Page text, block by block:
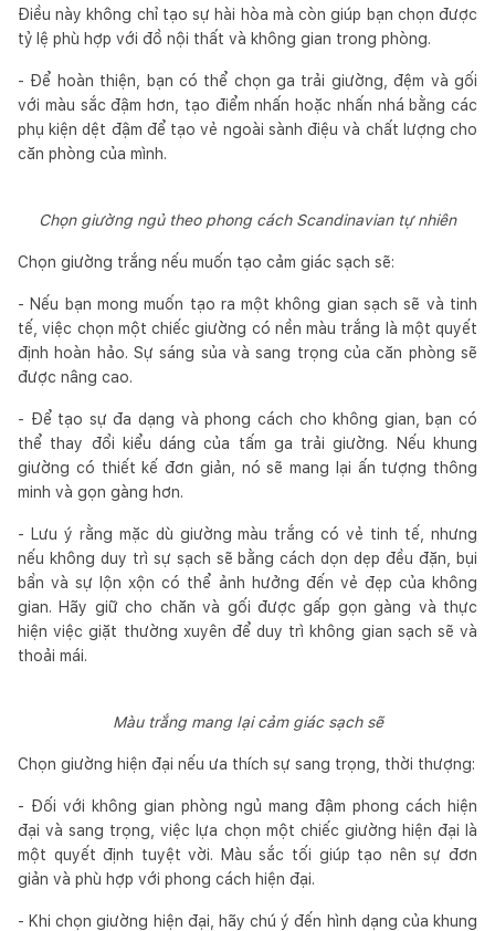
Điều này không chỉ tạo sự hài hòa mà còn giúp bạn chọn được
tỷ lệ phù hợp với đồ nội thất và không gian trong phòng.
- Để hoàn thiện, bạn có thể chọn ga trải giường, đệm và gối
với màu sắc đậm hơn, tạo điểm nhấn hoặc nhấn nhá bằng các
phụ kiện dệt đậm để tạo vẻ ngoài sành điệu và chất lượng cho
căn phòng của mình.
Chọn giường ngủ theo phong cách Scandinavian tự nhiên
Chọn giường trắng nếu muốn tạo cảm giác sạch sẽ:
- Nếu bạn mong muốn tạo ra một không gian sạch sẽ và tinh
tế, việc chọn một chiếc giường có nền màu trắng là một quyết
định hoàn hảo. Sự sáng sủa và sang trọng của căn phòng sẽ
được nâng cao.
- Để tạo sự đa dạng và phong cách cho không gian, bạn có
thể thay đổi kiểu dáng của tấm ga trải giường. Nếu khung
giường có thiết kế đơn giản, nó sẽ mang lại ấn tượng thông
minh và gọn gàng hơn.
- Lưu ý rằng mặc dù giường màu trắng có vẻ tinh tế, nhưng
nếu không duy trì sự sạch sẽ bằng cách dọn dẹp đều đặn, bụi
bẩn và sự lộn xộn có thể ảnh hưởng đến vẻ đẹp của không
gian. Hãy giữ cho chăn và gối được gấp gọn gàng và thực
hiện việc giặt thường xuyên để duy trì không gian sạch sẽ và
thoải mái.
Màu trắng mang lại cảm giác sạch sẽ
Chọn giường hiện đại nếu ưa thích sự sang trọng, thời thượng:
- Đối với không gian phòng ngủ mang đậm phong cách hiện
đại và sang trọng, việc lựa chọn một chiếc giường hiện đại là
một quyết định tuyệt vời. Màu sắc tối giúp tạo nên sự đơn
giản và phù hợp với phong cách hiện đại.
- Khi chọn giường hiện đại, hãy chú ý đến hình dạng của khung